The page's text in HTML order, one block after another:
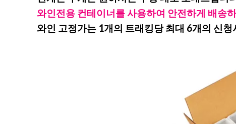
와인전용컨테이너를사용하여안전하게배송
와인고정가는1개의트래킹당최대6개의신청